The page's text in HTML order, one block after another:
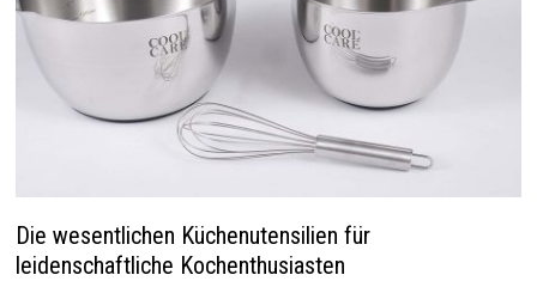
Die wesentlichen Küchenutensilien für
leidenschaftliche Kochenthusiasten